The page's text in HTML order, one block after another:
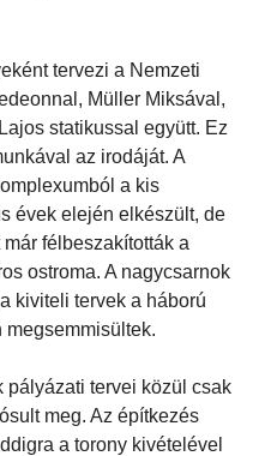
tervezi a Nemzeti
Müller Miksával,
statikussal együtt. Ez
az irodáját. A
a kis
évek elején elkészült, de
félbeszakították a
ostroma. A nagycsarnok
kiviteli tervek a háború
pályázati tervei közül csak
meg. Az építkezés
a torony kivételével